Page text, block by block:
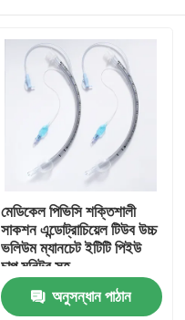
মেডিকেল পিভিসি শক্তিশালী
সাকশন এন্ডোট্রাচিয়েল টিউব উচ্চ
ভলিউম ম্যানচেট ইটিটি পিইউ
চাপ মনিটর সহ
অনুসন্ধান পাঠান